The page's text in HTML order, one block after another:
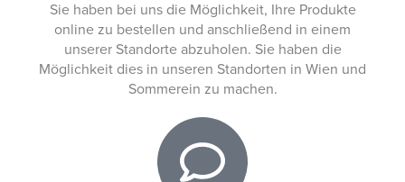
Sie haben bei uns die Möglichkeit, Ihre Produkte
online zu bestellen und anschließend in einem
unserer Standorte abzuholen. Sie haben die
Möglichkeit dies in unseren Standorten in Wien und
Sommerein zu machen.